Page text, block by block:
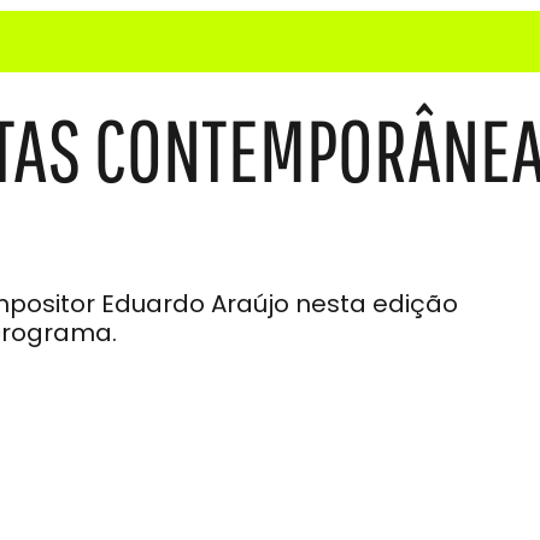
Eduardo Araújo nesta edição